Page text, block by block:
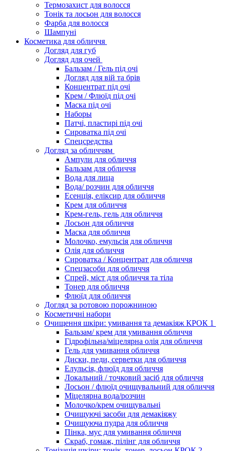
Термозахист для волосся
Тонік та лосьон для волосся
Фарба для волосся
Шампуні
Косметика для обличчя
Догляд для губ
Догляд для очей
Бальзам / Гель під очі
Догляд для вій та брів
Концентрат під очі
Крем / Флюїд під очі
Маска під очі
Наборы
Патчі, пластирі під очі
Сироватка під очі
Спецсредства
Догляд за обличчям
Ампули для обличчя
Бальзам для обличчя
Вода для лица
Вода/ розчин для обличчя
Есенція, еліксир для обличчя
Крем для обличчя
Крем-гель, гель для обличчя
Лосьон для обличчя
Маска для обличчя
Молочко, емульсія для обличчя
Олія для обличчя
Сироватка / Концентрат для обличчя
Спецзасоби для обличчя
Спрей, міст для обличчя та тіла
Тонер для обличчя
Флюїд для обличчя
Догляд за ротовою порожниною
Косметичні набори
Очищення шкіри: умивання та демакіяж КРОК 1
Бальзам/ крем для умивання обличчя
Гідрофільна/міцелярна олія для обличчя
Гель для умивання обличчя
Диски, педи, серветки для обличчя
Елульсія, флюїд для обличчя
Локальний / точковий засіб для обличчя
Лосьон / флюїд очищувальний для обличчя
Міцелярна вода/розчин
Молочко/крем очищувальні
Очищуючі засоби для демакіяжу
Очищуюча пудра для обличчя
Пінка, мус для умивання обличчя
Скраб, гомаж, пілінг для обличчя